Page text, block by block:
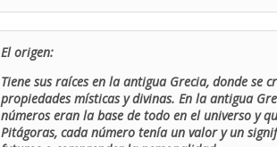
El origen:
Tiene sus raíces en la antigua Grecia, donde se
propiedades místicas y divinas. En la antigua
números eran la base de todo en el universo y
Pitágoras, cada número tenía un valor y un